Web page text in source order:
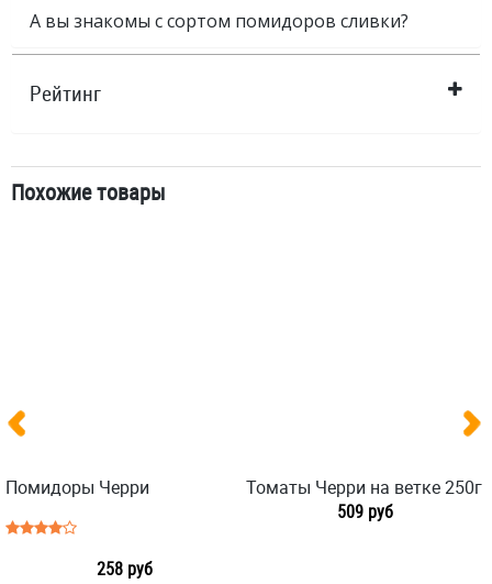
А вы знакомы с сортом помидоров сливки?
Рейтинг
Похожие товары
Помидоры Черри
258 руб
Томаты Черри на ветке 250г
509 руб